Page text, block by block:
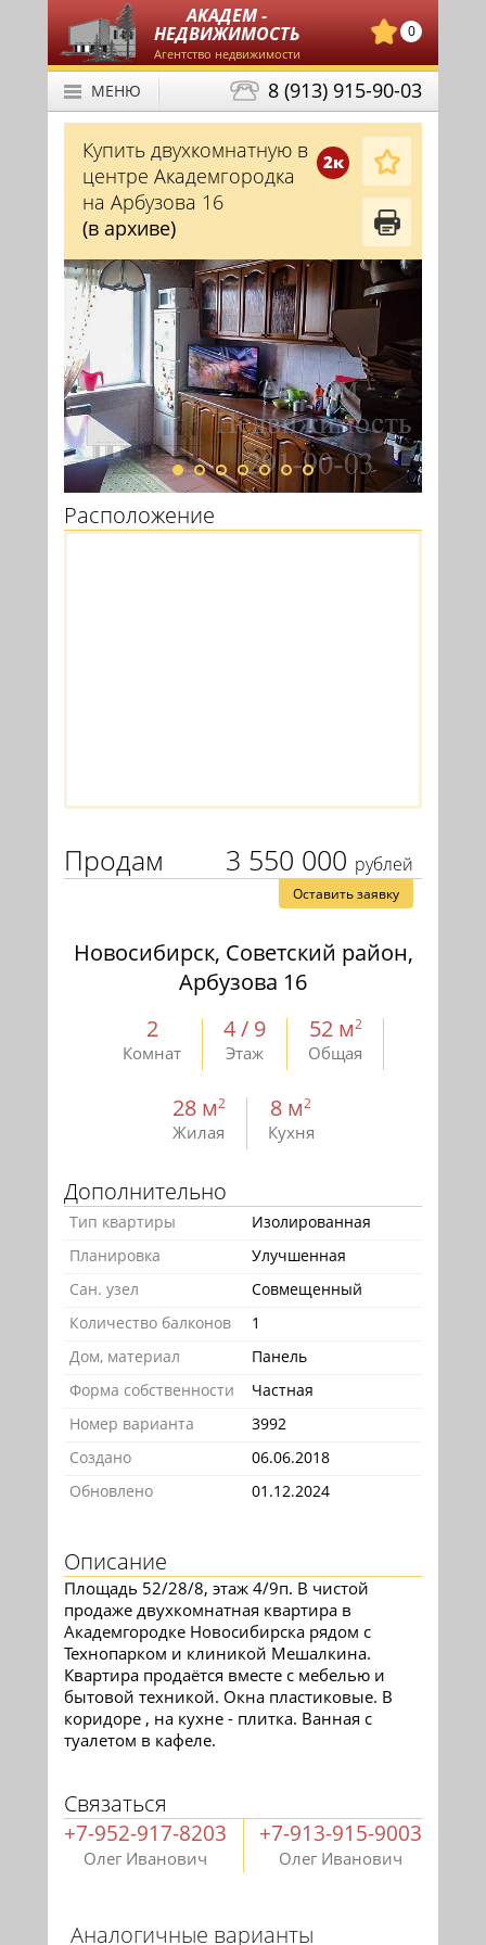
АКАДЕМ -
НЕДВИЖИМОСТЬ
Агентство недвижимости
0
8 (913) 915-90-03
МЕНЮ
2к
Купить двухкомнатную в
центре Академгородка
на Арбузова 16
(в архиве)
Расположение
3 550 000 рублей
Продам
Оставить заявку
Новосибирск, Советский район,
Арбузова 16
2
Комнат
4 / 9
Этаж
52 м2
Общая
28 м2
Жилая
8 м2
Кухня
Дополнительно
Тип квартиры
Изолированная
Планировка
Улучшенная
Сан. узел
Совмещенный
Количество балконов
1
Дом, материал
Панель
Форма собственности
Частная
Номер варианта
3992
Создано
06.06.2018
Обновлено
01.12.2024
Описание
Площадь 52/28/8, этаж 4/9п. В чистой
продаже двухкомнатная квартира в
Академгородке Новосибирска рядом с
Технопарком и клиникой Мешалкина.
Квартира продаётся вместе с мебелью и
бытовой техникой. Окна пластиковые. В
коридоре , на кухне - плитка. Ванная с
туалетом в кафеле.
Связаться
+7-952-917-8203
Олег Иванович
+7-913-915-9003
Олег Иванович
Аналогичные варианты